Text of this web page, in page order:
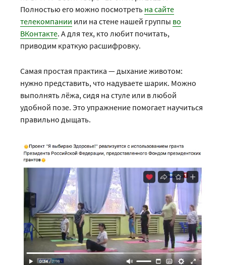
Полностью его можно посмотреть на сайте
телекомпании или на стене нашей группы во
ВКонтакте. А для тех, кто любит почитать,
приводим краткую расшифровку.
Самая простая практика — дыхание животом:
нужно представить, что надуваете шарик. Можно
выполнять лёжа, сидя на стуле или в любой
удобной позе. Это упражнение помогает научиться
правильно дыщать.